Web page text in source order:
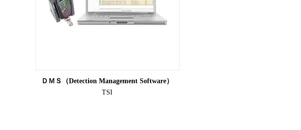
ＤＭＳ（Detection Management Software）
TSI